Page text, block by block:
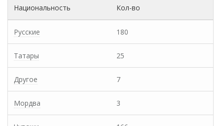
Национальность Кол-во
Русские 180
Татары 25
Другое 7
Мордва 3